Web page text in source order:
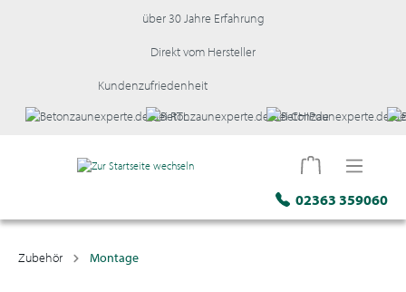
über 30 Jahre Erfahrung
Direkt vom Hersteller
Kundenzufriedenheit
02363 359060
Zubehör Montage